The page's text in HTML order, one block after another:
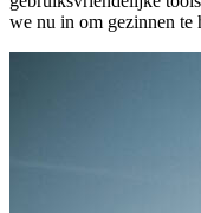
we nu in om gezinnen te